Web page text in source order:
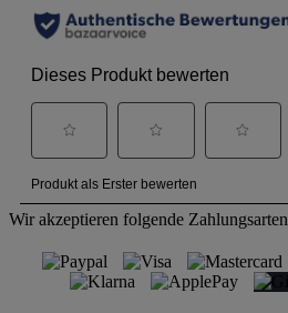
Wir akzeptieren folgende Zahlungsarten